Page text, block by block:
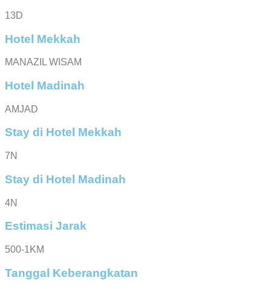
13D
Hotel Mekkah
MANAZIL WISAM
Hotel Madinah
AMJAD
Stay di Hotel Mekkah
7N
Stay di Hotel Madinah
4N
Estimasi Jarak
500-1KM
Tanggal Keberangkatan